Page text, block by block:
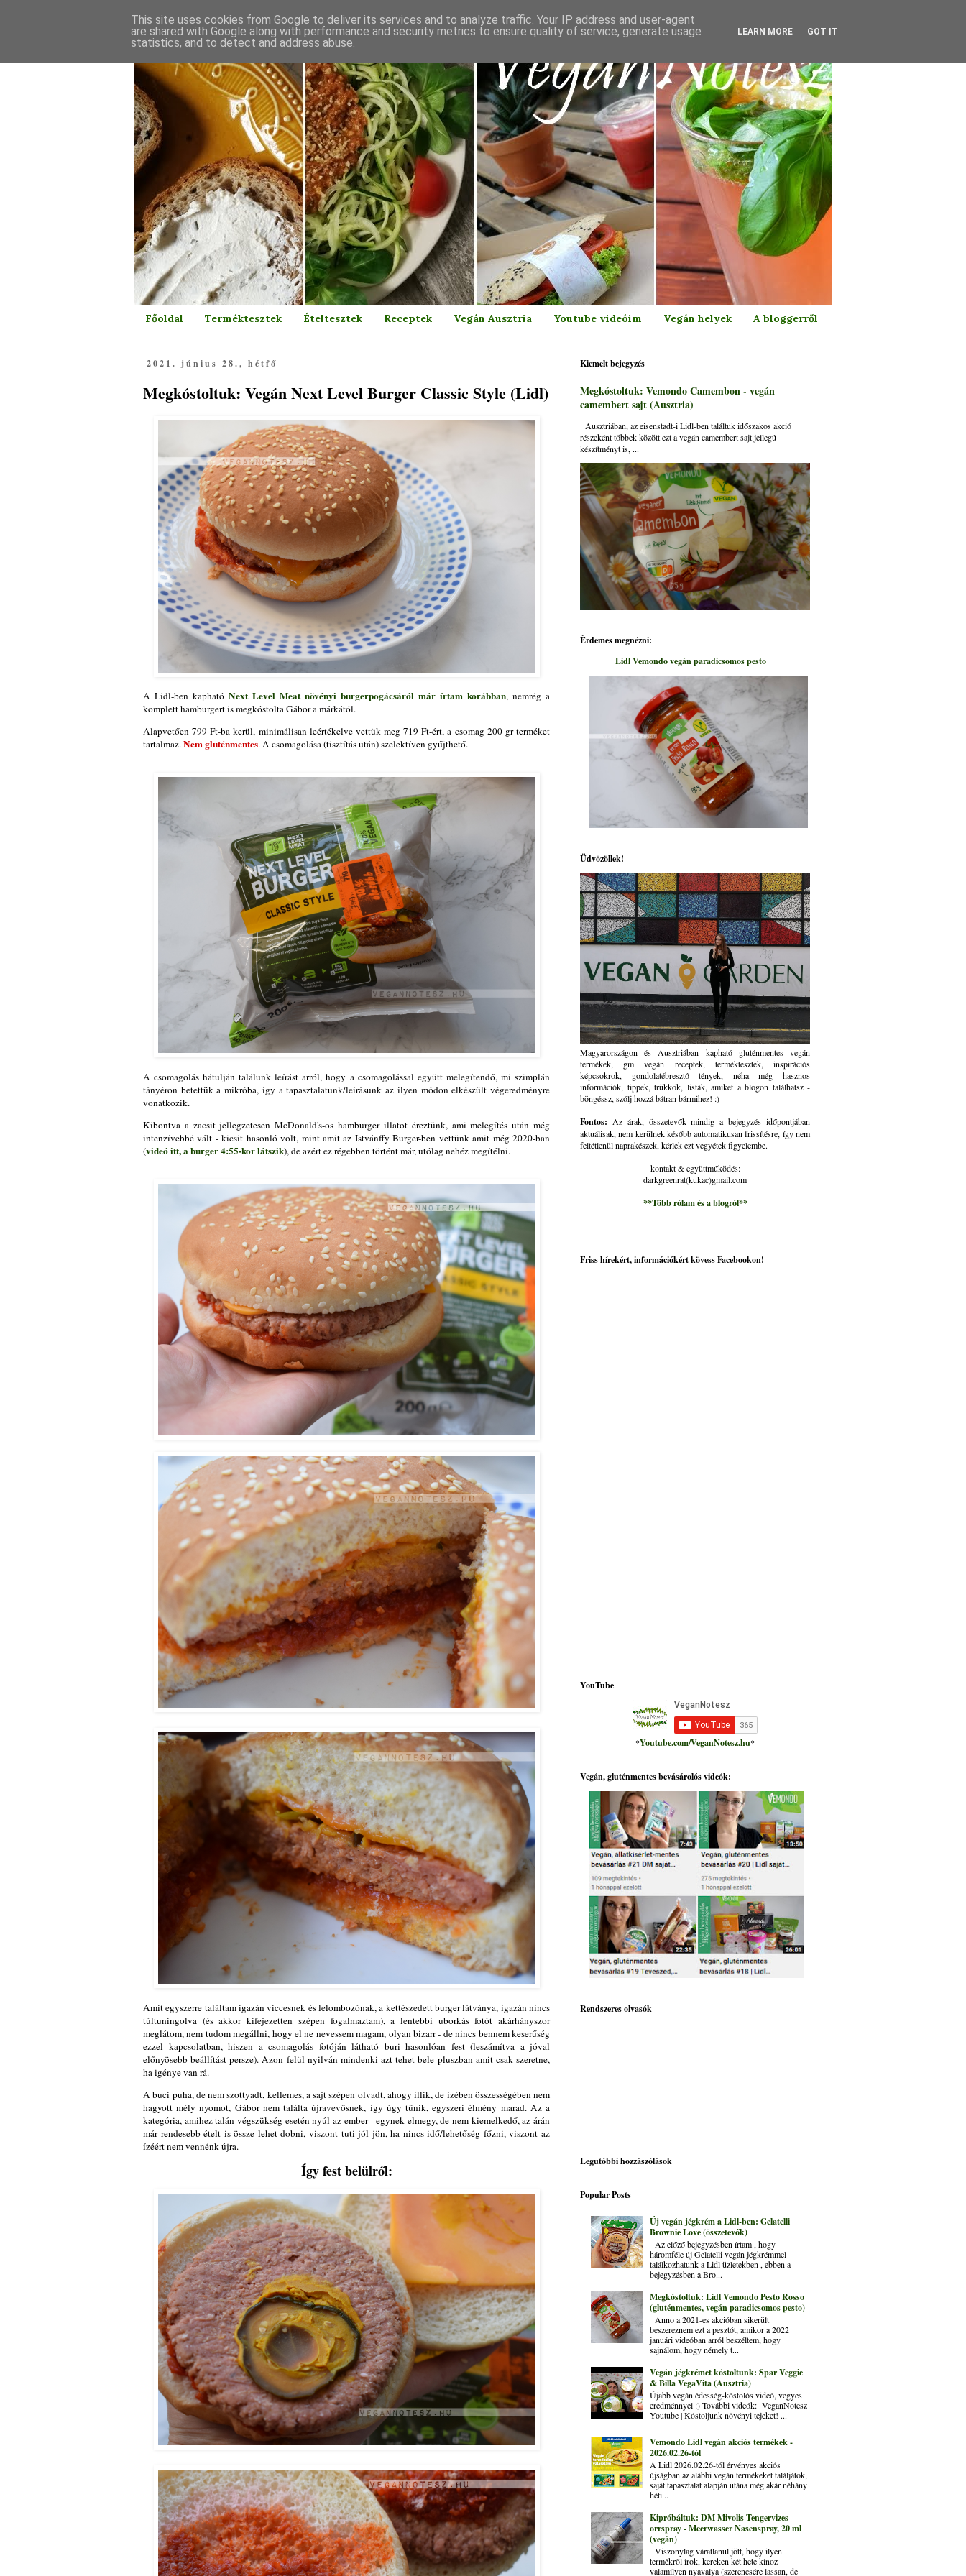
Főoldal Terméktesztek Ételtesztek Receptek Vegán Ausztria Youtube videóim Vegán helyek A bloggerről
2021. június 28., hétfő
Megkóstoltuk: Vegán Next Level Burger Classic Style (Lidl)
A Lidl-ben kapható Next Level Meat növényi burgerpogácsáról már írtam korábban, nemrég a
komplett hamburgert is megkóstolta Gábor a márkától.
Alapvetően 799 Ft-ba kerül, minimálisan leértékelve vettük meg 719 Ft-ért, a csomag 200 gr terméket
tartalmaz.Nem gluténmentes. A csomagolása (tisztítás után) szelektíven gyűjthető.
A csomagolás hátulján találunk leírást arról, hogy a csomagolással együtt melegítendő, mi szimplán
tányéron betettük a mikróba, így a tapasztalatunk/leírásunk az ilyen módon elkészült végeredményre
vonatkozik.
Kibontva a zacsit jellegzetesen McDonald's-os hamburger illatot éreztünk, ami melegítés után még
intenzívebbé vált - kicsit hasonló volt, mint amit az Istvánffy Burger-ben vettünk amit még 2020-ban
(videó itt,a burger 4:55-kor látszik), de azért ez régebben történt már, utólag nehéz megítélni.
Amit egyszerre találtam igazán viccesnek és lelombozónak, a kettészedett burger látványa, igazán nincs
túltuningolva (és akkor kifejezetten szépen fogalmaztam), a lentebbi uborkás fotót akárhányszor
meglátom, nem tudom megállni, hogy el ne nevessem magam, olyan bizarr - de nincs bennem keserűség
ezzel kapcsolatban, hiszen a csomagolás fotóján látható buri hasonlóan fest (leszámítva a jóval
előnyösebb beállítást persze). Azon felül nyilván mindenki azt tehet bele pluszban amit csak szeretne,
ha igénye van rá.
A buci puha, de nem szottyadt, kellemes, a sajt szépen olvadt, ahogy illik, de ízében összességében nem
hagyott mély nyomot, Gábor nem találta újravevősnek, így úgy tűnik, egyszeri élmény marad. Az a
kategória, amihez talán végszükség esetén nyúl az ember - egynek elmegy, de nem kiemelkedő, az árán
már rendesebb ételt is össze lehet dobni, viszont tuti jól jön, ha nincs idő/lehetőség főzni, viszont az
ízéért nem vennénk újra.
Így fest belülről:
Kiemelt bejegyzés
Megkóstoltuk: Vemondo Camembon - vegán
camembert sajt (Ausztria)
Ausztriában, az eisenstadt-i Lidl-ben találtuk időszakos akció
részeként többek között ezt a vegán camembert sajt jellegű
készítményt is, ...
Érdemes megnézni:
Lidl Vemondo vegán paradicsomos pesto
Üdvözöllek!
Magyarországon és Ausztriában kapható gluténmentes vegán
termékek, gm vegán receptek, terméktesztek, inspirációs
képcsokrok, gondolatébresztő tények, néha még hasznos
információk, tippek, trükkök, listák, amiket a blogon találhatsz -
böngéssz, szólj hozzá bátran bármihez! :)
Fontos: Az árak, összetevők mindig a bejegyzés időpontjában
aktuálisak, nem kerülnek később automatikusan frissítésre, így nem
feltétlenül naprakészek, kérlek ezt vegyétek figyelembe.
kontakt & együttműködés:
darkgreenrat(kukac)gmail.com
**Több rólam és a blogról**
Friss hírekért, információkért kövess Facebookon!
YouTube
*Youtube.com/VeganNotesz.hu*
Vegán, gluténmentes bevásárolós videók:
Rendszeres olvasók
Legutóbbi hozzászólások
Popular Posts
Új vegán jégkrém a Lidl-ben: Gelatelli
Brownie Love (összetevők)
Az előző bejegyzésben írtam , hogy
háromféle új Gelatelli vegán jégkrémmel
találkozhatunk a Lidl üzletekben , ebben a
bejegyzésben a Bro...
Megkóstoltuk: Lidl Vemondo Pesto Rosso
(gluténmentes, vegán paradicsomos pesto)
Anno a 2021-es akcióban sikerült
beszereznem ezt a pesztót, amikor a 2022
januári videóban arról beszéltem, hogy
sajnálom, hogy némely t...
Vegán jégkrémet kóstoltunk: Spar Veggie
& Billa VegaVita (Ausztria)
Újabb vegán édesség-kóstolós videó, vegyes
eredménnyel :) További videók: VeganNotesz
Youtube | Kóstoljunk növényi tejeket! ...
Vemondo Lidl vegán akciós termékek -
2026.02.26-tól
A Lidl 2026.02.26-tól érvényes akciós
újságban az alábbi vegán termékeket találjátok,
saját tapasztalat alapján utána még akár néhány
héti...
Kipróbáltuk: DM Mivolis Tengervizes
orrspray - Meerwasser Nasenspray, 20 ml
(vegán)
Viszonylag váratlanul jött, hogy ilyen
termékről írok, kereken két hete kínoz
valamilyen nyavalya (szerencsére lassan, de
This site uses cookies from Google to deliver its services and to analyze traffic. Your IP address and user-agent
are shared with Google along with performance and security metrics to ensure quality of service, generate usage
statistics, and to detect and address abuse.
LEARN MORE GOT IT